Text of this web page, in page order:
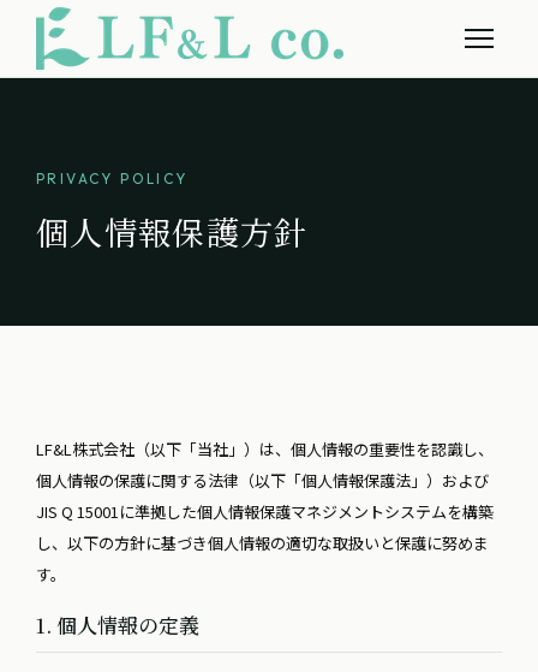
PRIVACY POLICY
個人情報保護方針
LF&L株式会社（以下「当社」）は、個人情報の重要性を認識し、
個人情報の保護に関する法律（以下「個人情報保護法」）および
JIS Q 15001に準拠した個人情報保護マネジメントシステムを構築
し、以下の方針に基づき個人情報の適切な取扱いと保護に努めま
す。
1. 個人情報の定義